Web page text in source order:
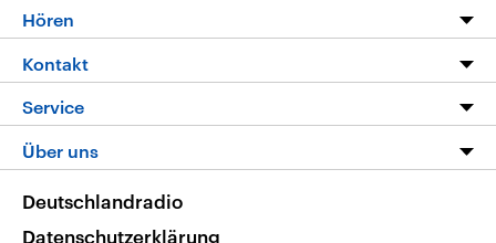
Die Nachrichten
Nachrichtenleicht
Neue Beiträge auf dlf.de
Hören
Livestream
Podcasts
Deutschlandfunk App
Nachrichten App
Frequenzen
Kontakt
Hörerservice
Service
FAQ
Veranstaltungen
Über uns
Deutschlandradio
Datenschutzerklärung